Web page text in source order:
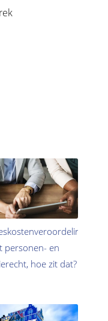
personen- en
hoe zit dat?